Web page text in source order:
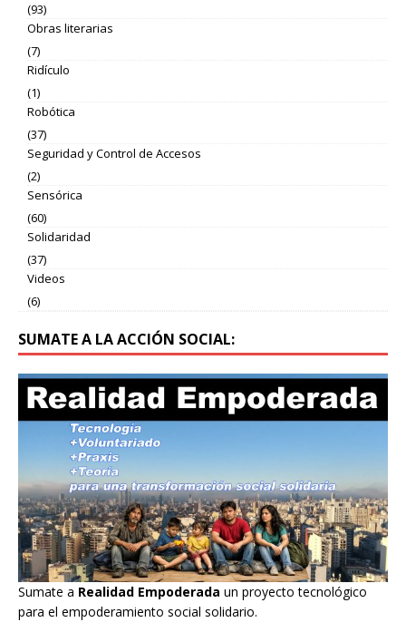
(93)
Obras literarias
(7)
Ridículo
(1)
Robótica
(37)
Seguridad y Control de Accesos
(2)
Sensórica
(60)
Solidaridad
(37)
Videos
(6)
SUMATE A LA ACCIÓN SOCIAL:
Sumate a Realidad Empoderada un proyecto tecnológico
para el empoderamiento social solidario.